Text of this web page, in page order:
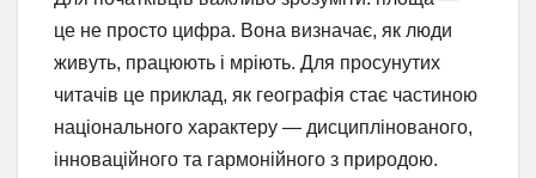
це не просто цифра. Вона визначає, як люди
живуть, працюють і мріють. Для просунутих
читачів це приклад, як географія стає частиною
національного характеру — дисциплінованого,
інноваційного та гармонійного з природою.